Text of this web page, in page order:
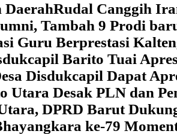
DaerahRudal Canggih
Tambah 9 Prodi
Guru Berprestasi
Barito Tuai
Disdukcapil Dapat
Utara Desak PLN dan
DPRD Barut
ke-79